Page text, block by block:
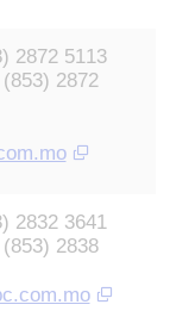
2872 5113
2872
2832 3641
2838